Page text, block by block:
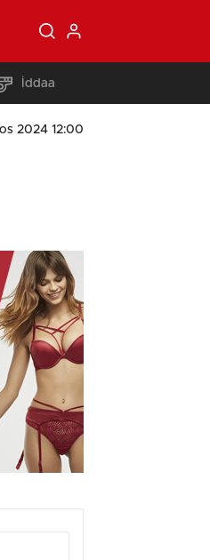
İddaa
2024 12:00